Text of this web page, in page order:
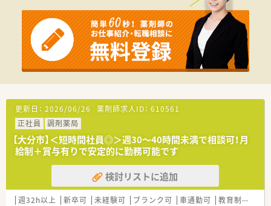
■活気のある職場でチームワークを大切にし、主体的に業務に取
り組める方を求めています。
■管理薬剤師・マネージャー候補の場合、年収650万円も相談可
能で、頑張りを正当に評価します。
■年間休日にして120日分に相当する労働時間でシフト管理さ
れ、残業も極力発生しないよう調整されます。
の斡旋など子育て支援も充実です。
【勤務実態について】
■希望の働き方を丁寧にヒアリングした上で採用するため、ライ
フワークバランスを重視した勤務が可能です。
■本社で全店舗のシフトを一括作成・調整しており、個々の希望
が通りやすく休みやすい体制です。
■有給休暇は平均10日から20日取得されており、協力体制があ
るため長期休暇の取得もできます。
更新日： 2026/06/26 薬剤師求人ID： 610561
正社員
調剤薬局
【大分市】＜短時間社員◎＞週30～40時間未満で相談可！月
給制＋賞与有りで安定的に勤務可能です
検討リストに追加
週32h以上 新卒可 未経験可 ブランク可 車通勤可 教育制度あり